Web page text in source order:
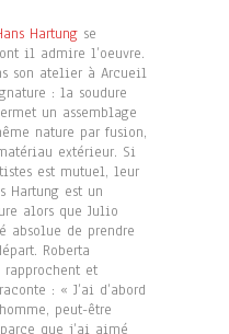
Hartung se
il admire l’oeuvre.
son atelier à Arcueil
: la soudure
un assemblage
nature par fusion,
extérieur. Si
est mutuel, leur
Hartung est un
alors que Julio
absolue de prendre
Roberta
rapprochent et
: « J’ai d’abord
peut-être
que j’ai aimé